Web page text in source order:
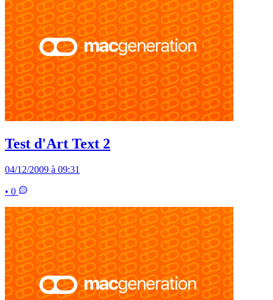
Test d'Art Text 2
04/12/2009 à 09:31
• 0